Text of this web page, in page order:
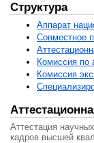
Структура
Аппарат
Совместное
Комиссия по
Комиссия
Аттестация
кадров высшей